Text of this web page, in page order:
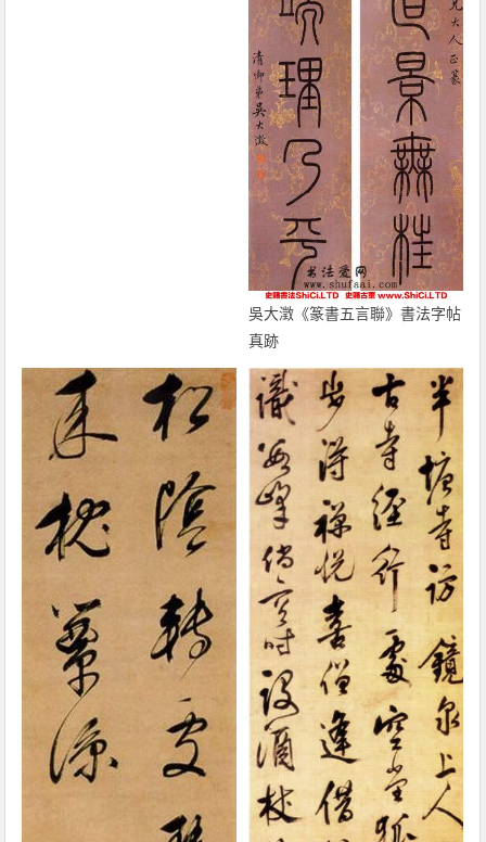
吳大澂《篆書五言聯》書法字帖
真跡